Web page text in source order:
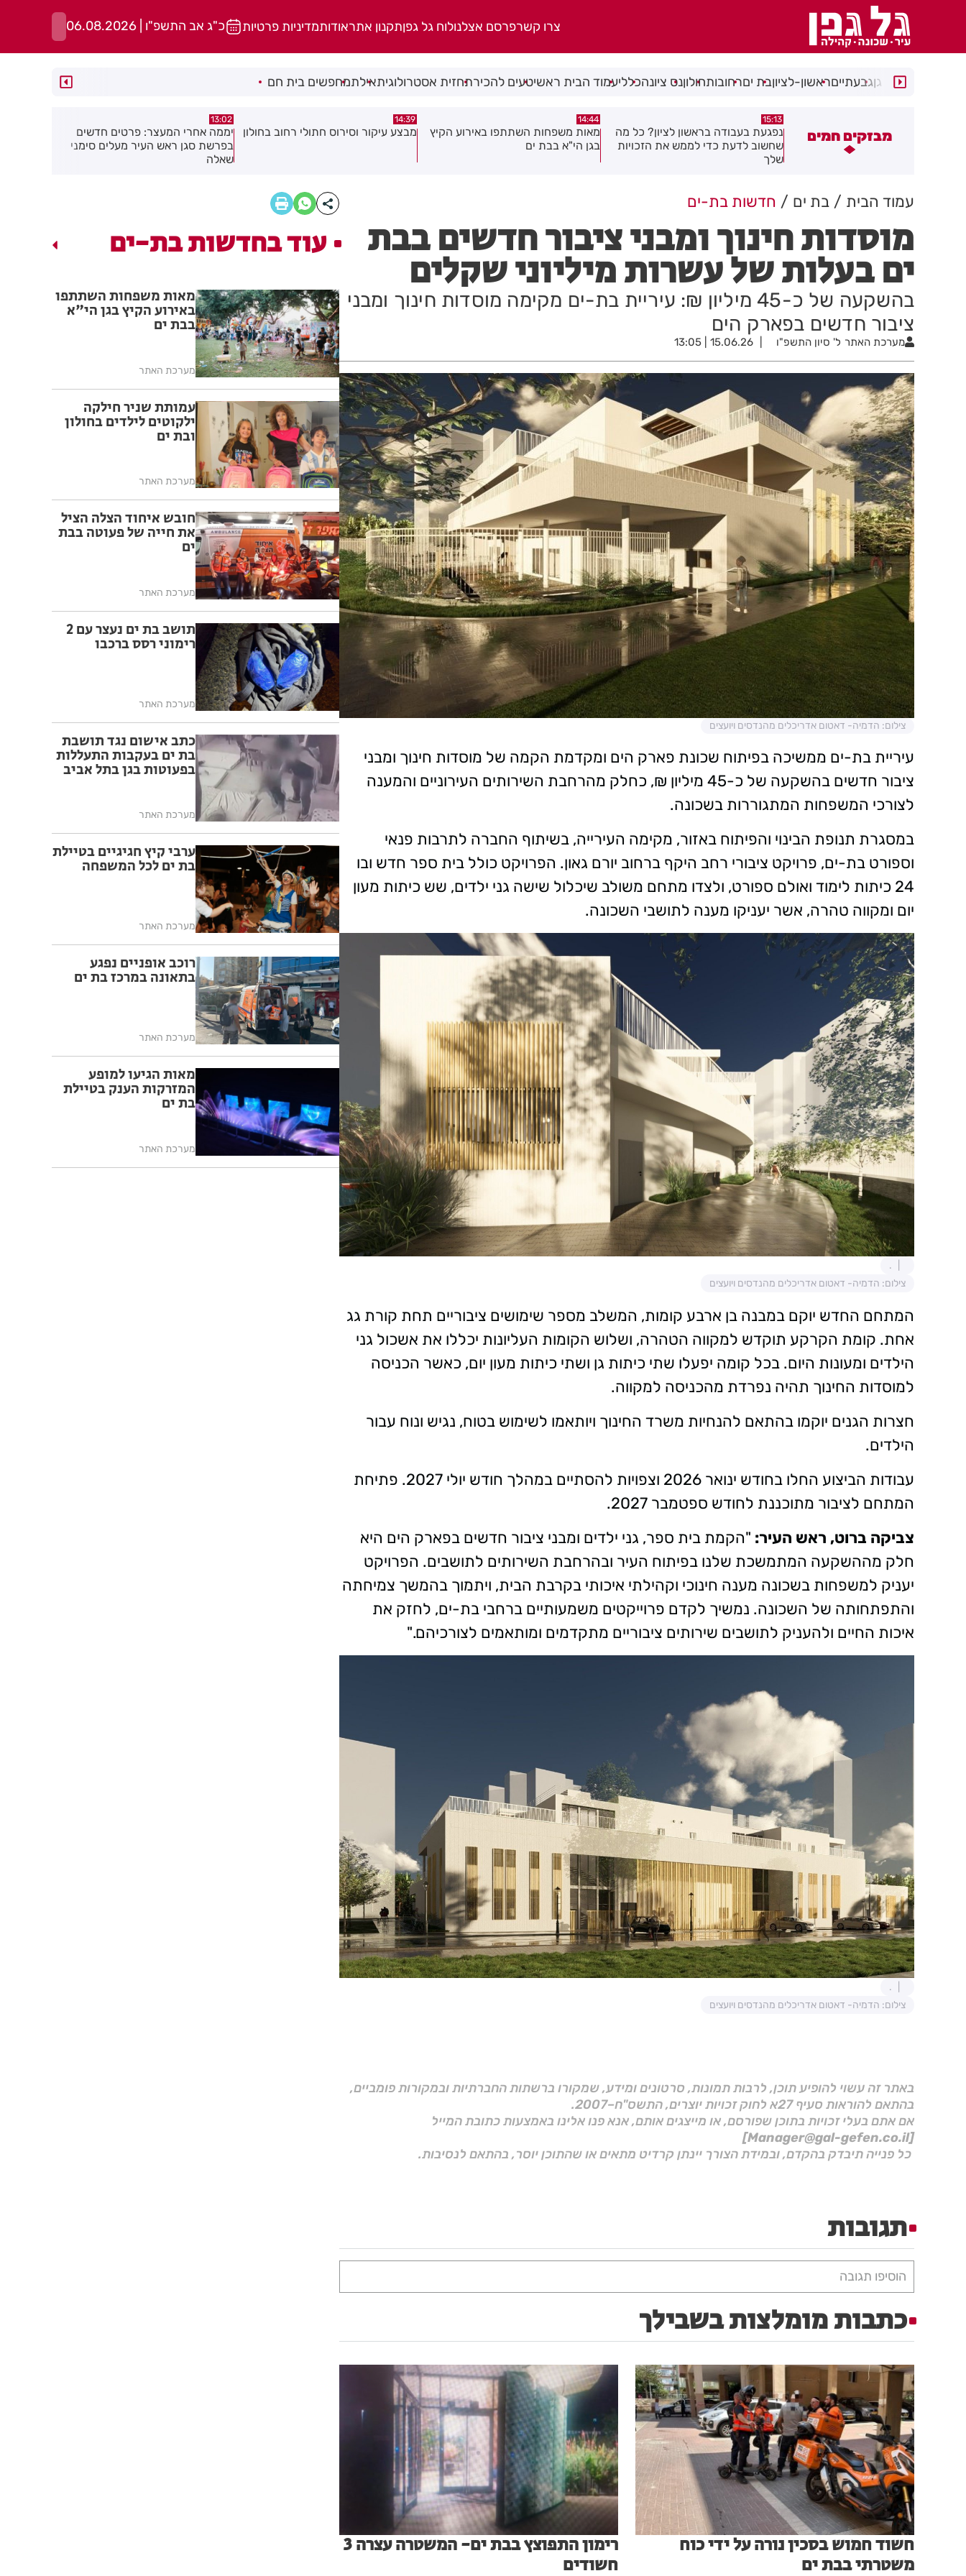
צרו קשרפרסם אצלנולוח גל גפןתקנון אתראודותמדיניות פרטיות כ"ג אב התשפ"ו | 06.08.2026
רמת גןגבעתייםראשון-לציוןבת יםרחובותחולוןנס ציונהכלליעמוד הבית ראשיטעים להכירתחזית אסטרולוגיתאילתמחפשים בית חם
מבזקים חמים
נפגעת בעבודה בראשון לציון? כל מה
שחשוב לדעת כדי לממש את הזכויות
14:44
מאות משפחות השתתפו באירוע הקיץ
בגן הי"א בבת ים
14:39
מבצע עיקור וסירוס חתולי רחוב בחולון
13:02
יממה אחרי המעצר: פרטים חדשים
12:45
"קאמפ בהדרים": לראשונה ברחובות -
סוגרים את הקיץ בקמפינג עירוני לכל
המשפחה!
עמוד הבית בת ים חדשות בת-ים
מוסדות חינוך ומבני ציבור חדשים בבת
ים בעלות של עשרות מיליוני שקלים
בהשקעה של כ-45 מיליון ₪: עיריית בת-ים מקימה מוסדות חינוך ומבני
ציבור חדשים בפארק הים
מערכת האתר ל' סיון התשפ"ו 15.06.26 | 13:05
צילום: הדמיה- דאטום אדריכלים מהנדסים ויועצים
עיריית בת-ים ממשיכה בפיתוח שכונת פארק הים ומקדמת הקמה של מוסדות חינוך ומבני
ציבור חדשים בהשקעה של כ-45 מיליון ₪, כחלק מהרחבת השירותים העירוניים והמענה
לצורכי המשפחות המתגוררות בשכונה.
במסגרת תנופת הבינוי והפיתוח באזור, מקימה העירייה, בשיתוף החברה לתרבות פנאי
וספורט בת-ים, פרויקט ציבורי רחב היקף ברחוב יורם גאון. הפרויקט כולל בית ספר חדש ובו
24 כיתות לימוד ואולם ספורט, ולצדו מתחם משולב שיכלול שישה גני ילדים, שש כיתות מעון
יום ומקווה טהרה, אשר יעניקו מענה לתושבי השכונה.
.
צילום: הדמיה- דאטום אדריכלים מהנדסים ויועצים
המתחם החדש יוקם במבנה בן ארבע קומות, המשלב מספר שימושים ציבוריים תחת קורת גג
אחת. קומת הקרקע תוקדש למקווה הטהרה, ושלוש הקומות העליונות יכללו את אשכול גני
הילדים ומעונות היום. בכל קומה יפעלו שתי כיתות גן ושתי כיתות מעון יום, כאשר הכניסה
למוסדות החינוך תהיה נפרדת מהכניסה למקווה.
חצרות הגנים יוקמו בהתאם להנחיות משרד החינוך ויותאמו לשימוש בטוח, נגיש ונוח עבור
הילדים.
עבודות הביצוע החלו בחודש ינואר 2026 וצפויות להסתיים במהלך חודש יולי 2027. פתיחת
המתחם לציבור מתוכננת לחודש ספטמבר 2027.
צביקה ברוט, ראש העיר: "הקמת בית ספר, גני ילדים ומבני ציבור חדשים בפארק הים היא
חלק מההשקעה המתמשכת שלנו בפיתוח העיר ובהרחבת השירותים לתושבים. הפרויקט
יעניק למשפחות בשכונה מענה חינוכי וקהילתי איכותי בקרבת הבית, ויתמוך בהמשך צמיחתה
והתפתחותה של השכונה. נמשיך לקדם פרוייקטים משמעותיים ברחבי בת-ים, לחזק את
איכות החיים ולהעניק לתושבים שירותים ציבוריים מתקדמים ומותאמים לצורכיהם."
.
צילום: הדמיה- דאטום אדריכלים מהנדסים ויועצים
באתר זה עשוי להופיע תוכן, לרבות תמונות, סרטונים ומידע, שמקורו ברשתות החברתיות ובמקורות פומביים,
בהתאם להוראות סעיף 27א לחוק זכויות יוצרים, התשס"ח–2007.
אם אתם בעלי זכויות בתוכן שפורסם, או מייצגים אותם, אנא פנו אלינו באמצעות כתובת המייל
[Manager@gal-gefen.co.il]
כל פנייה תיבדק בהקדם, ובמידת הצורך יינתן קרדיט מתאים או שהתוכן יוסר, בהתאם לנסיבות.
תגובות
הוסיפו תגובה
כתבות מומלצות בשבילך
חשוד חמוש בסכין נורה על ידי כוח
משטרתי בבת ים
רימון התפוצץ בבת ים- המשטרה עצרה 3
חשודים
עוד בחדשות בת-ים
מאות משפחות השתתפו
באירוע הקיץ בגן הי"א
בבת ים
מערכת האתר
עמותת שניר חילקה
ילקוטים לילדים בחולון
ובת ים
מערכת האתר
חובש איחוד הצלה הציל
את חייה של פעוטה בבת
ים
מערכת האתר
תושב בת ים נעצר עם 2
רימוני רסס ברכבו
מערכת האתר
כתב אישום נגד תושבת
בת ים בעקבות התעללות
בפעוטות בגן בתל אביב
מערכת האתר
ערבי קיץ חגיגיים בטיילת
בת ים לכל המשפחה
מערכת האתר
רוכב אופניים נפגע
בתאונה במרכז בת ים
מערכת האתר
מאות הגיעו למופע
המזרקות הענק בטיילת
בת ים
מערכת האתר